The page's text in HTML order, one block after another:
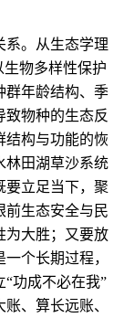
。从生态学理
生物多样性保护
群年龄结构、季
致物种的生态反
结构与功能的恢
林田湖草沙系统
要立足当下，聚
前生态安全与民
为大胜；又要放
个长期过程，
功成不必在我”
、算长远账、